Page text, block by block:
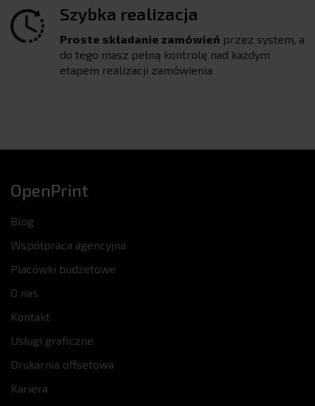
Szybka realizacja
Proste składanie zamówień przez system, a
do tego masz pełną kontrolę nad każdym
etapem realizacji zamówienia
OpenPrint
Blog
Współpraca agencyjna
Placówki budżetowe
O nas
Kontakt
Usługi graficzne
Drukarnia offsetowa
Kariera